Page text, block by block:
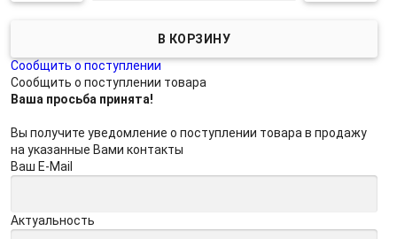
Сообщить о поступлении
Сообщить о поступлении товара
Ваша просьба принята!
Вы получите уведомление о поступлении товара в продажу
на указанные Вами контакты
Ваш E-Mail
Актуальность